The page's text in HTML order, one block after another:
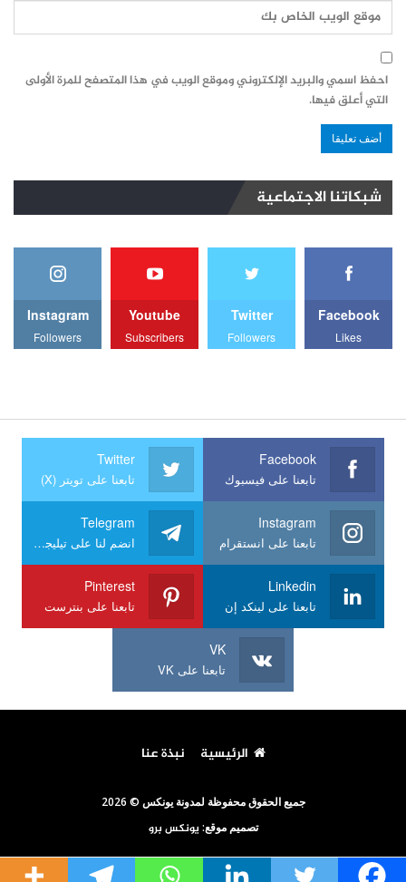
احفظ اسمي والبريد الإلكتروني وموقع الويب في هذا المتصفح للمرة الأولى
التي أعلق فيها.
شبكاتنا الاجتماعية
Facebook
Likes
Twitter
Followers
Youtube
Subscribers
Instagram
Followers
Facebook
تابعنا على فيسبوك
Twitter
تابعنا على تويتر (X)
Instagram
تابعنا على انستقرام
Telegram
انضم لنا على تيليجرام
Linkedin
تابعنا على لينكد إن
Pinterest
تابعنا على بنترست
VK
تابعنا على VK
الرئيسية نبذة عنا
جميع الحقوق محفوظة لمدونة يونكس © 2026
تصميم موقع: يونكس برو